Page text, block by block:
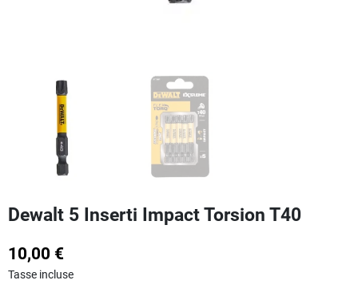
Dewalt 5 Inserti Impact Torsion T40
10,00 €
Tasse incluse